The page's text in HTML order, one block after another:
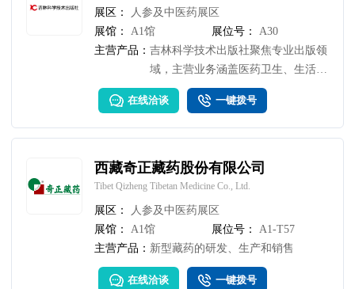
展区：
人参及中医药展区
展馆：
A1馆 展位号：
A30
主营产品：吉林科学技术出版社聚焦专业出版领
域，主营业务涵盖医药卫生、生活保
健、农业科技、科普读物等品类的精
品图书出版与销售，同时拓展文创产
品的研发出版及市场推广业务，以优
消费者的知识获取与文化消费需求。
在线洽谈 一键拨号
西藏奇正藏药股份有限公司
Tibet Qizheng Tibetan Medicine Co., Ltd.
展区：
人参及中医药展区
展馆：
A1馆 展位号：
A1-T57
主营产品： 新型藏药的研发、生产和销售
在线洽谈 一键拨号